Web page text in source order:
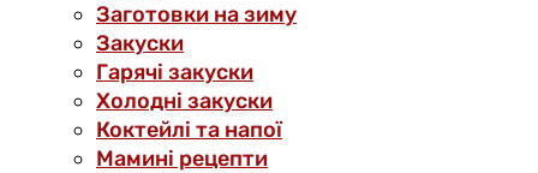
Заготовки на зиму
Закуски
Гарячі закуски
Холодні закуски
Коктейлі та напої
Мамині рецепти